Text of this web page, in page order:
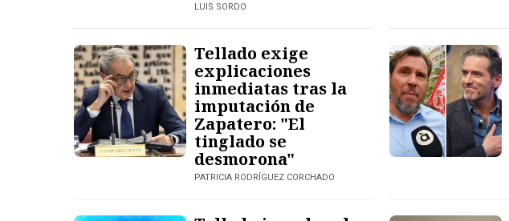
LUIS SORDO
Tellado exige
explicaciones
inmediatas tras la
imputación de
Zapatero: "El
tinglado se
desmorona"
PATRICIA RODRÍGUEZ CORCHADO